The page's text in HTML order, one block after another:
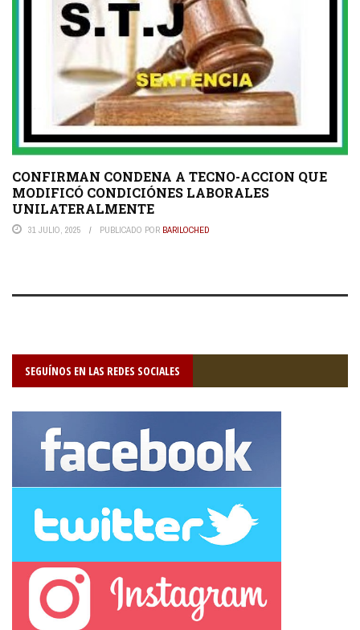
CONFIRMAN CONDENA A TECNO-ACCION QUE
MODIFICÓ CONDICIÓNES LABORALES
UNILATERALMENTE
31 JULIO, 2025 PUBLICADO POR BARILOCHED
SEGUÍNOS EN LAS REDES SOCIALES